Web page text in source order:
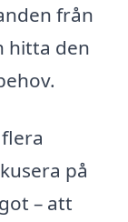
från
hitta den
på
– att